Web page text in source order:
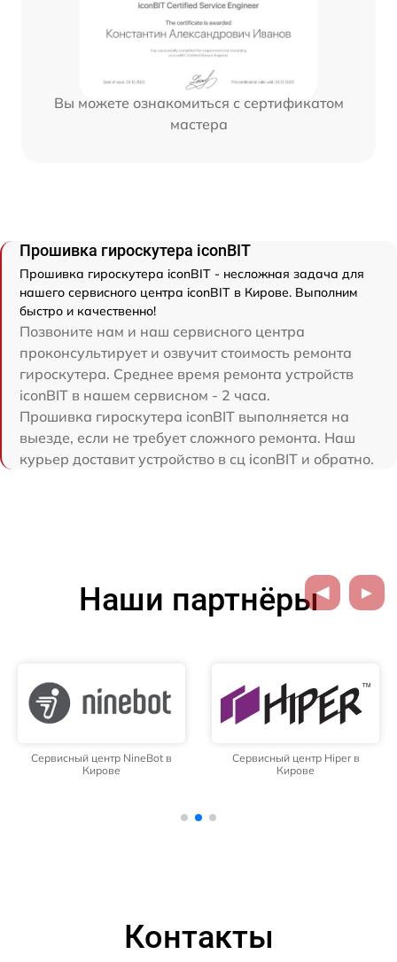
Вы можете ознакомиться с сертификатом
мастера
Прошивка гироскутера iconBIT
Прошивка гироскутера iconBIT - несложная задача для
нашего сервисного центра iconBIT в Кирове. Выполним
быстро и качественно!
Позвоните нам и наш сервисного центра
проконсультирует и озвучит стоимость ремонта
гироскутера. Среднее время ремонта устройств
iconBIT в нашем сервисном - 2 часа.
Прошивка гироскутера iconBIT выполняется на
выезде, если не требует сложного ремонта. Наш
курьер доставит устройство в сц iconBIT и обратно.
Наши партнёры
Сервисный центр NineBot в
Кирове
Сервисный центр Hiper в
Кирове
Контакты